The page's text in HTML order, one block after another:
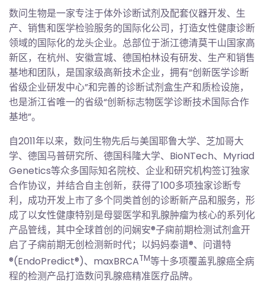
数问生物是一家专注于体外诊断试剂及配套仪器开发、生
产、销售和医学检验服务的国际化公司，打造女性健康诊断
领域的国际化的龙头企业。总部位于浙江德清莫干山国家高
新区，在杭州、安徽宣城、德国柏林设有研发、生产和销售
基地和团队，是国家级高新技术企业，拥有“创新医学诊断
省级企业研发中心”和完善的诊断试剂盒生产和质检设施，
也是浙江省唯一的省级“创新标志物医学诊断技术国际合作
基地”。
自2011年以来，数问生物先后与美国耶鲁大学、芝加哥大
学、德国马普研究所、德国科隆大学、BioNTech、Myriad
Genetics等众多国际知名院校、企业和研究机构签订独家
合作协议，并结合自主创新，获得了100多项独家诊断专
利，成功开发上市了多个同类首创的诊断新产品和服务，形
成了以女性健康特别是母婴医学和乳腺肿瘤为核心的系列化
产品管线，其中全球首创的问娴安®子痫前期检测试剂盒开
启了子痫前期无创检测新时代；以妈妈泰谱®、问谱特
®(EndoPredict®)、maxBRCATM等十多项覆盖乳腺癌全病
程的检测产品打造数问乳腺癌精准医疗品牌。